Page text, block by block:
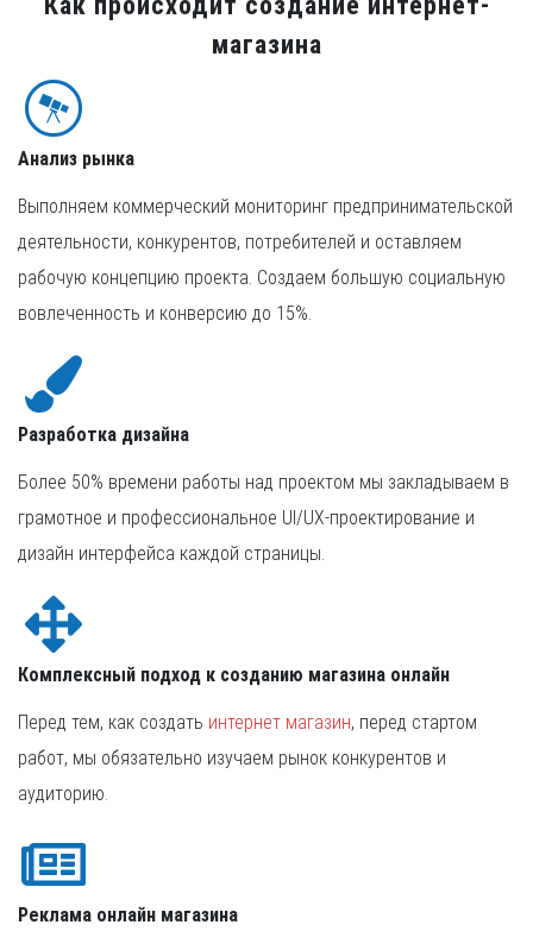
магазина
Анализ рынка
Выполняем коммерческий мониторинг предпринимательской
деятельности, конкурентов, потребителей и оставляем
рабочую концепцию проекта. Создаем большую социальную
вовлеченность и конверсию до 15%.
Разработка дизайна
Более 50% времени работы над проектом мы закладываем в
грамотное и профессиональное UI/UX-проектирование и
дизайн интерфейса каждой страницы.
Комплексный подход к созданию магазина онлайн
Перед тем, как создать интернет магазин, перед стартом
работ, мы обязательно изучаем рынок конкурентов и
аудиторию.
Реклама онлайн магазина